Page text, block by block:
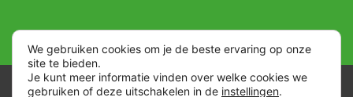
Algemene verkoopvoorwaarden| Webwinkel ontwikkeld
We gebruiken cookies om je de beste ervaring op onze
site te bieden.
Je kunt meer informatie vinden over welke cookies we
gebruiken of deze uitschakelen in de instellingen.